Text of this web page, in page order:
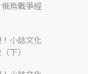
烏戰爭經
小誌文化
下）